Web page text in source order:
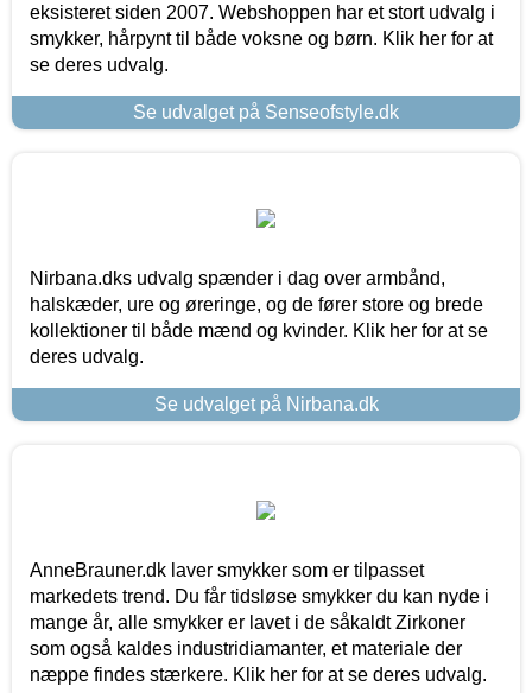
eksisteret siden 2007. Webshoppen har et stort udvalg i
smykker, hårpynt til både voksne og børn. Klik her for at
se deres udvalg.
Se udvalget på Senseofstyle.dk
Nirbana.dks udvalg spænder i dag over armbånd,
halskæder, ure og øreringe, og de fører store og brede
kollektioner til både mænd og kvinder. Klik her for at se
deres udvalg.
Se udvalget på Nirbana.dk
AnneBrauner.dk laver smykker som er tilpasset
markedets trend. Du får tidsløse smykker du kan nyde i
mange år, alle smykker er lavet i de såkaldt Zirkoner
som også kaldes industridiamanter, et materiale der
næppe findes stærkere. Klik her for at se deres udvalg.